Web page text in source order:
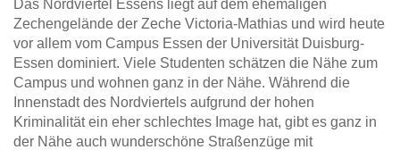
Das Nordviertel Essens liegt auf dem ehemaligen
Zechengelände der Zeche Victoria-Mathias und wird heute
vor allem vom Campus Essen der Universität Duisburg-
Essen dominiert. Viele Studenten schätzen die Nähe zum
Campus und wohnen ganz in der Nähe. Während die
Innenstadt des Nordviertels aufgrund der hohen
Kriminalität ein eher schlechtes Image hat, gibt es ganz in
der Nähe auch wunderschöne Straßenzüge mit